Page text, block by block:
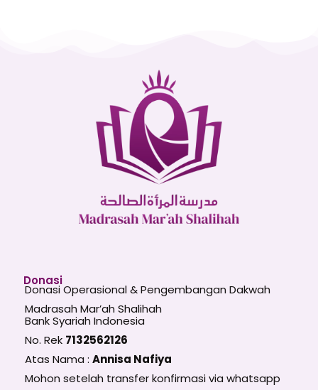
Donasi
Donasi Operasional & Pengembangan Dakwah
Madrasah Mar’ah Shalihah
Bank Syariah Indonesia
No. Rek 7132562126
Atas Nama : Annisa Nafiya
Mohon setelah transfer konfirmasi via whatsapp